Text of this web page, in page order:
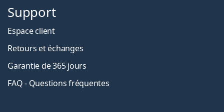
Support
Espace client
Retours et échanges
Garantie de 365 jours
FAQ - Questions fréquentes